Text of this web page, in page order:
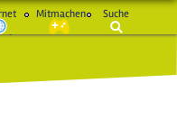
Mitmachen Suche
und schlau